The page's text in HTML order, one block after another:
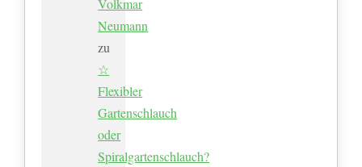
Volkmar
Neumann
zu
☆
Flexibler
Gartenschlauch
oder
Spiralgartenschlauch?